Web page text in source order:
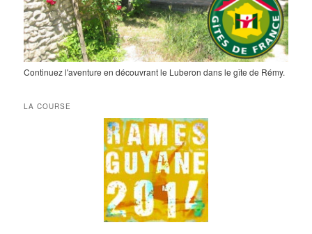
Continuez l'aventure en découvrant le Luberon dans le gîte de Rémy.
LA COURSE